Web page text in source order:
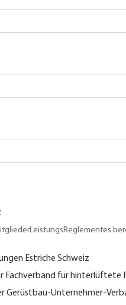
Estriche Schweiz
Fachverband für hinterlüftete
Gerüstbau-Unternehmer-